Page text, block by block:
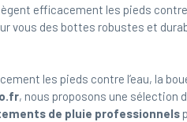
efficacement les pieds
vous des bottes robustes et
les pieds contre l’eau, la
, nous proposons une sélection
de pluie professionnels